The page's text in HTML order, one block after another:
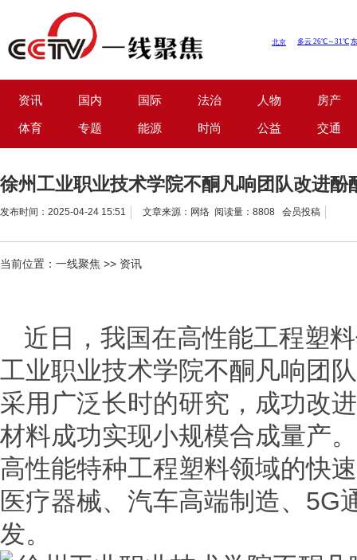
资讯 国内 国际 法治 人物 房产
体育 专题 能源 时尚 公益 交通
徐州工业职业技术学院不酮凡响团队改进
发布时间：2025-04-24 15:51 文章来源：网络 阅读量：8808 会员投稿
当前位置： 一线聚焦 >> 资讯
近日，我国在高性能工程塑
工业职业技术学院不酮凡响团
采用广泛长时的研究，成功改
材料成功实现小规模合成量产
高性能特种工程塑料领域的快
医疗器械、汽车高端制造、5G
发。